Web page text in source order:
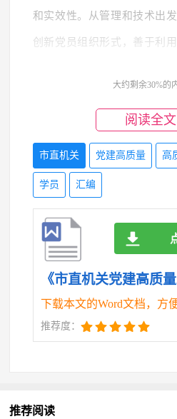
和实效性。从管理和技术出
创新党员组织形式，善于利
政治性、学术性较强的特点
党史专家、将业务骨干发展
荣誉和精神层面的激励；针
攻关的特点，将党员先锋岗
组上，发挥其先锋模范作用
整合；针对党史学习教育服
主动利用新技术研究宣传党
仰的力量深入党员群众的心
政绩观，为建设生态城市汇聚
大约剩余30%的
阅读全文
市直机关 党建高质量 高
学员 汇编
下载本文的Word文档，方
推荐度：
推荐阅读